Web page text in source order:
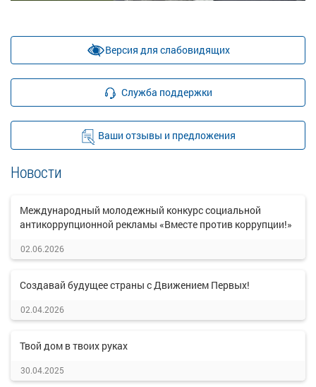
Версия для слабовидящих
Служба поддержки
Ваши отзывы и предложения
Новости
Международный молодежный конкурс социальной
антикоррупционной рекламы «Вместе против коррупции!»
02.06.2026
Создавай будущее страны с Движением Первых!
02.04.2026
Твой дом в твоих руках
30.04.2025